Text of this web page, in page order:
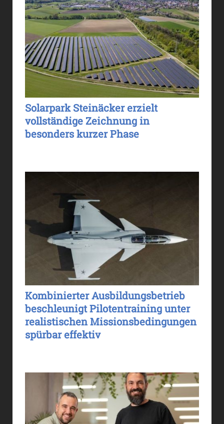
Solarpark Steinäcker erzielt
vollständige Zeichnung in
besonders kurzer Phase
Kombinierter Ausbildungsbetrieb
beschleunigt Pilotentraining unter
realistischen Missionsbedingungen
spürbar effektiv